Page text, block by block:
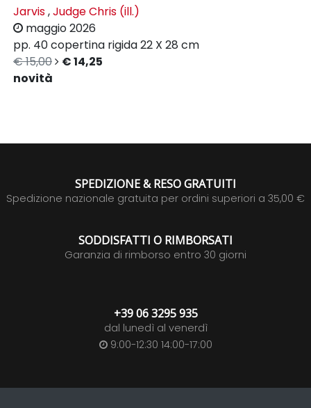
Jarvis,Judge Chris (ill.)
maggio 2026
pp. 40copertina rigida22 X 28 cm
€ 15,00
€ 14,25
novità
SPEDIZIONE & RESO GRATUITI
Spedizione nazionale gratuita per ordini superiori a 35,00 €
SODDISFATTI O RIMBORSATI
Garanzia di rimborso entro 30 giorni
+39 06 3295 935
dal lunedì al venerdì
9:00-12:30 14:00-17:00